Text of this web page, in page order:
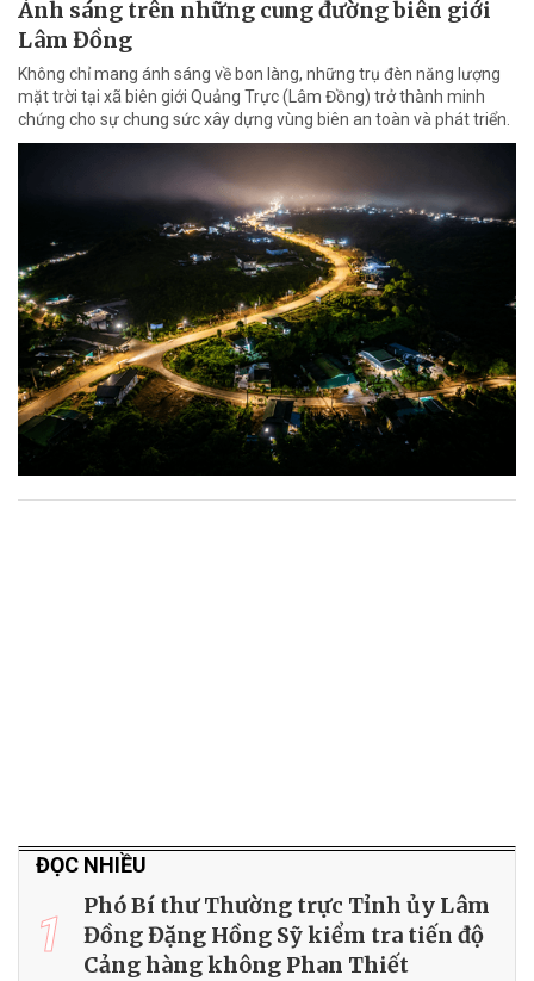
Ánh sáng trên những cung đường biên giới
Lâm Đồng
Không chỉ mang ánh sáng về bon làng, những trụ đèn năng lượng
mặt trời tại xã biên giới Quảng Trực (Lâm Đồng) trở thành minh
chứng cho sự chung sức xây dựng vùng biên an toàn và phát triển.
ĐỌC NHIỀU
1
Phó Bí thư Thường trực Tỉnh ủy Lâm
Đồng Đặng Hồng Sỹ kiểm tra tiến độ
Cảng hàng không Phan Thiết